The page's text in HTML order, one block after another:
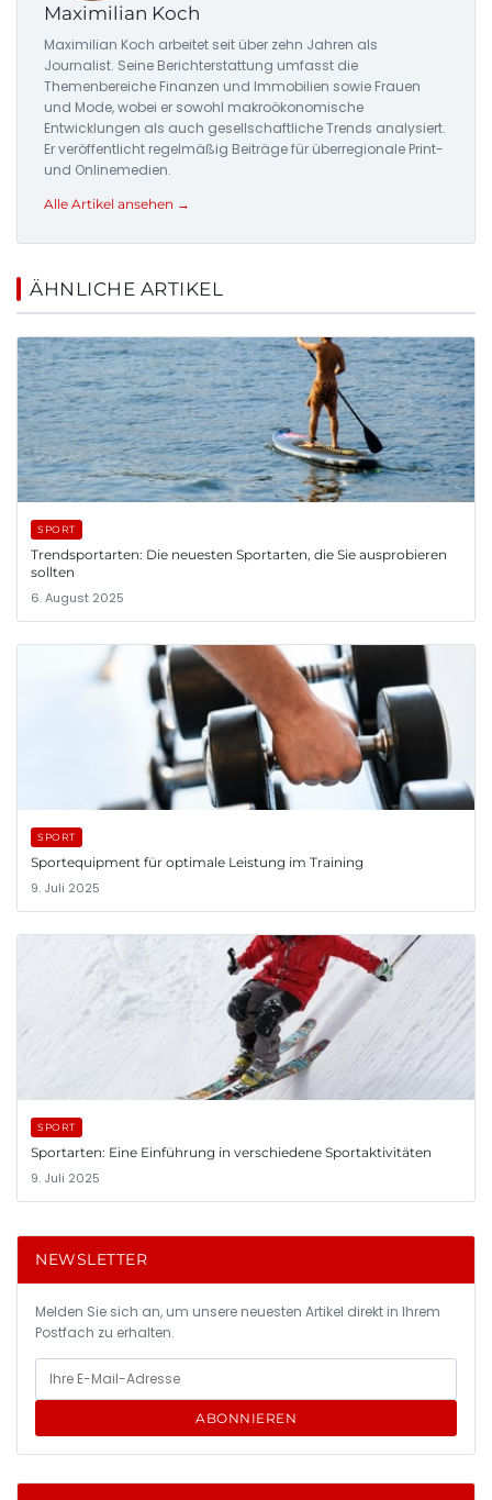
Maximilian Koch
Maximilian Koch arbeitet seit über zehn Jahren als
Journalist. Seine Berichterstattung umfasst die
Themenbereiche Finanzen und Immobilien sowie Frauen
und Mode, wobei er sowohl makroökonomische
Entwicklungen als auch gesellschaftliche Trends analysiert.
Er veröffentlicht regelmäßig Beiträge für überregionale Print-
und Onlinemedien.
Alle Artikel ansehen →
ÄHNLICHE ARTIKEL
SPORT
Trendsportarten: Die neuesten Sportarten, die Sie ausprobieren
sollten
6. August 2025
SPORT
Sportequipment für optimale Leistung im Training
9. Juli 2025
SPORT
Sportarten: Eine Einführung in verschiedene Sportaktivitäten
9. Juli 2025
NEWSLETTER
Melden Sie sich an, um unsere neuesten Artikel direkt in Ihrem
Postfach zu erhalten.
ABONNIEREN